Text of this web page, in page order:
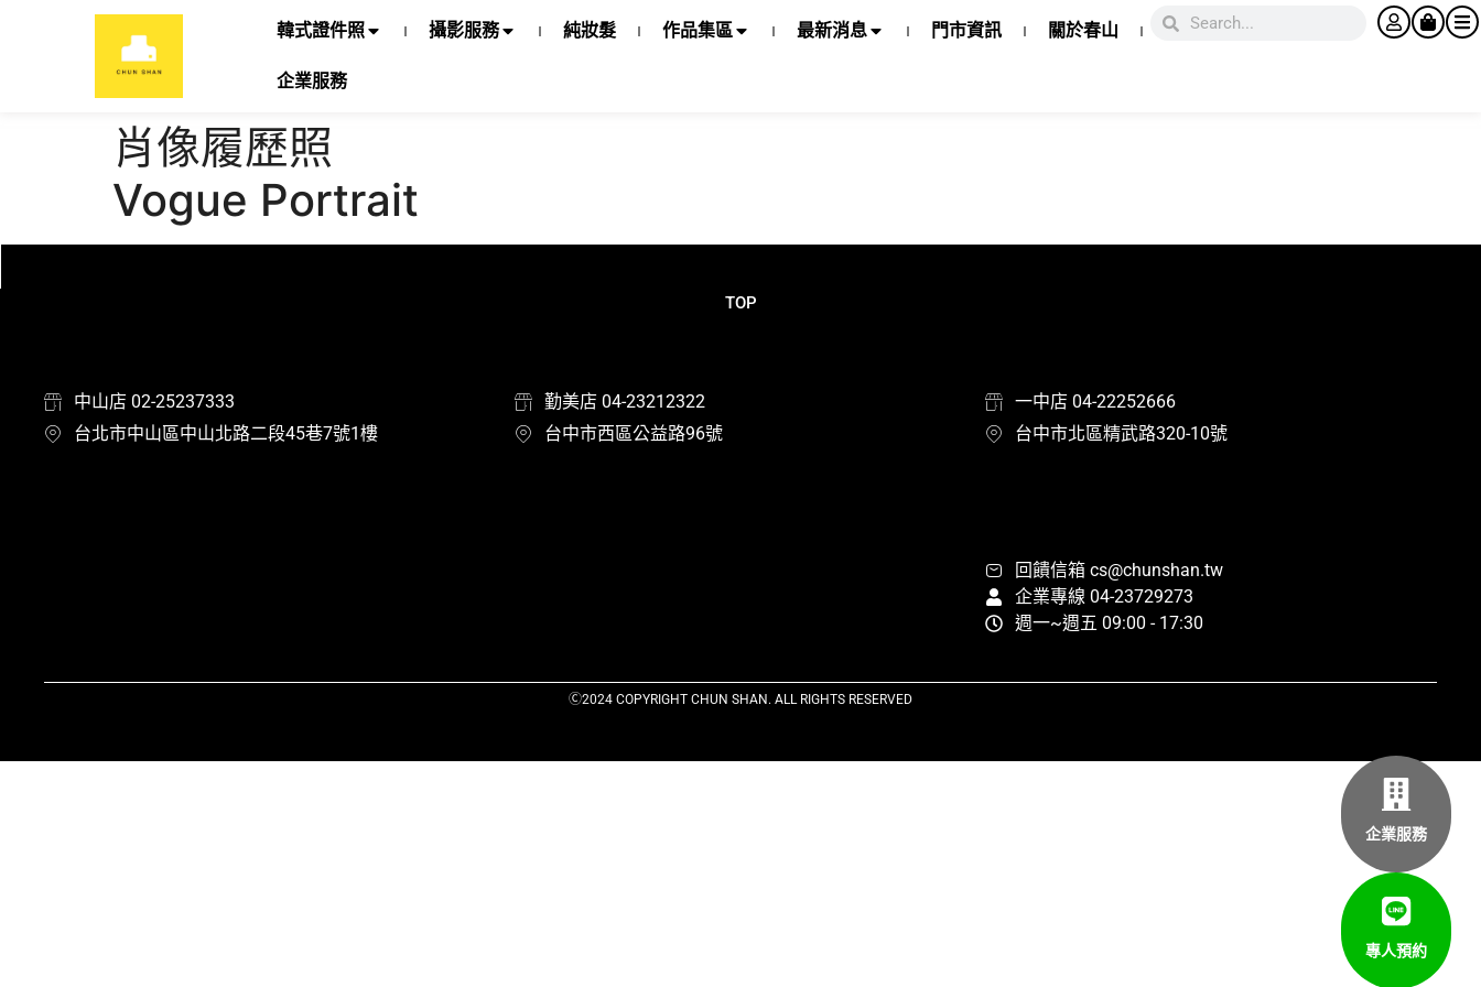
韓式證件照 攝影服務 純妝髮 作品集區 最新消息 門市資訊 關於春山
企業服務
肖像履歷照
Vogue Portrait
企業服務
專人預約
TOP
中山店 02-25237333
台北市中山區中山北路二段45巷7號1樓
勤美店 04-23212322
台中市西區公益路96號
一中店 04-22252666
台中市北區精武路320-10號
回饋信箱 cs@chunshan.tw
企業專線 04-23729273
週一~週五 09:00 - 17:30
Ⓒ2024 COPYRIGHT CHUN SHAN. ALL RIGHTS RESERVED